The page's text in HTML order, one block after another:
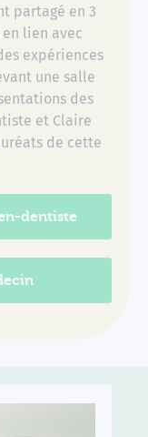
partagé en 3
lien avec
expériences
une salle
des
et Claire
de cette
dentiste